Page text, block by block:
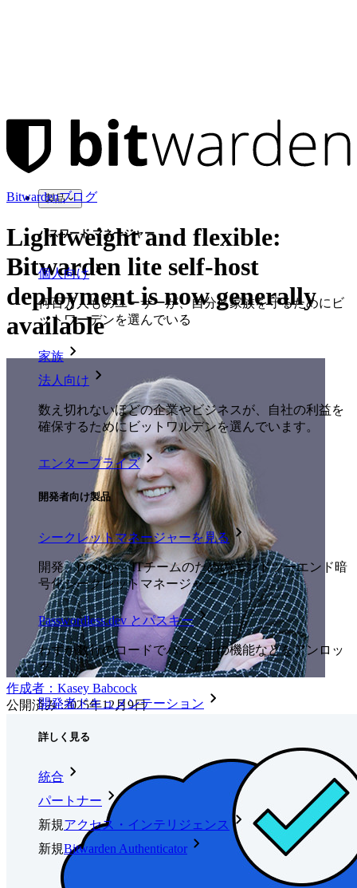
製品
パスワード マネージャー
個人向け
何百万人ものユーザーが、自分と家族を守るためにビ
ットワーデンを選んでいる
家族
法人向け
数え切れないほどの企業やビジネスが、自社の利益を
確保するためにビットワルデンを選んでいます。
エンタープライズ
開発者向け製品
シークレットマネージャーを見る
開発、DevOps、ITチームのためのエンドツーエンド暗
号化シークレットマネージャー。
Passwordless.dev とパスキー
わずか数行のコードでパスキーの機能などをアンロッ
ク
開発者ドキュメンテーション
詳しく見る
統合
パートナー
新規アクセス・インテリジェンス
新規Bitwarden Authenticator
価格設定
ダウンロード
Bitwardenブログ
Lightweight and flexible:
Bitwarden lite self-host
deployment is now generally
available
作成者： Kasey Babcock
公開済み:2025年12月9日